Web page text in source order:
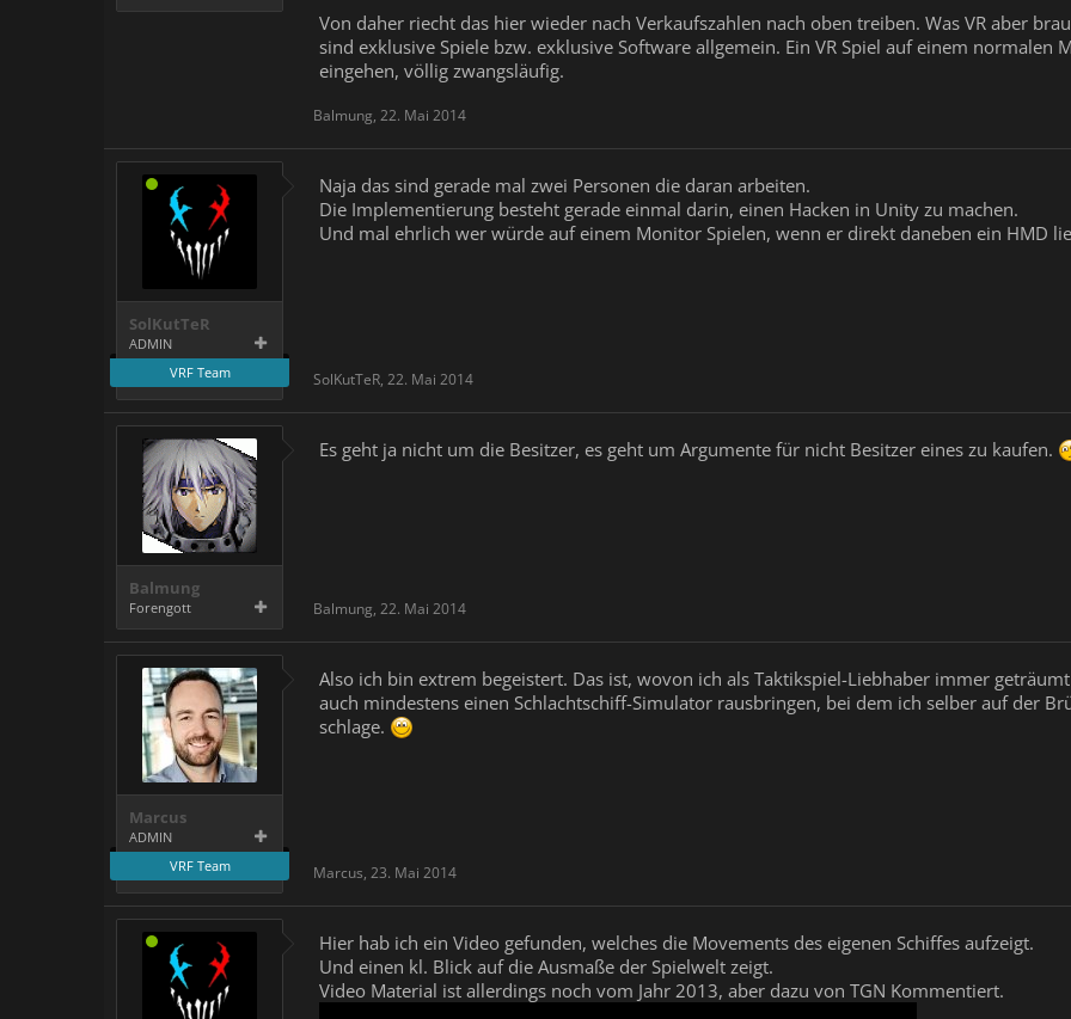
Von daher riecht das hier wieder nach Verkaufszahlen nach oben treiben. Was VR aber
sind exklusive Spiele bzw. exklusive Software allgemein. Ein VR Spiel auf einem
eingehen, völlig zwangsläufig.
Balmung, 22. Mai 2014
SolKutTeR
ADMIN
VRF Team
Naja das sind gerade mal zwei Personen die daran arbeiten.
Die Implementierung besteht gerade einmal darin, einen Hacken in Unity zu machen.
Und mal ehrlich wer würde auf einem Monitor Spielen, wenn er direkt daneben ein HMD
SolKutTeR, 22. Mai 2014
Balmung
Forengott
Es geht ja nicht um die Besitzer, es geht um Argumente für nicht Besitzer eines zu kaufen.
Balmung, 22. Mai 2014
Marcus
ADMIN
VRF Team
Also ich bin extrem begeistert. Das ist, wovon ich als Taktikspiel-Liebhaber immer
auch mindestens einen Schlachtschiff-Simulator rausbringen, bei dem ich selber auf der
schlage.
Marcus, 23. Mai 2014
Hier hab ich ein Video gefunden, welches die Movements des eigenen Schiffes aufzeigt.
Und einen kl. Blick auf die Ausmaße der Spielwelt zeigt.
Video Material ist allerdings noch vom Jahr 2013, aber dazu von TGN Kommentiert.